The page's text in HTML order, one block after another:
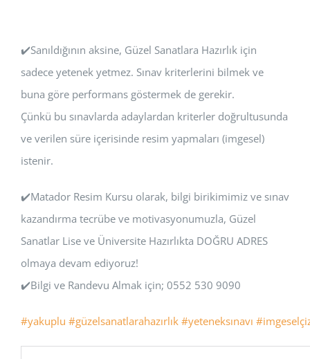
✔️Sanıldığının aksine, Güzel Sanatlara Hazırlık için
sadece yetenek yetmez. Sınav kriterlerini bilmek ve
buna göre performans göstermek de gerekir.
Çünkü bu sınavlarda adaylardan kriterler doğrultusunda
ve verilen süre içerisinde resim yapmaları (imgesel)
istenir.
✔️Matador Resim Kursu olarak, bilgi birikimimiz ve sınav
kazandırma tecrübe ve motivasyonumuzla, Güzel
Sanatlar Lise ve Üniversite Hazırlıkta DOĞRU ADRES
olmaya devam ediyoruz!
✔️Bilgi ve Randevu Almak için; 0552 530 9090
#yakuplu #güzelsanatlarahazırlık #yeteneksınavı